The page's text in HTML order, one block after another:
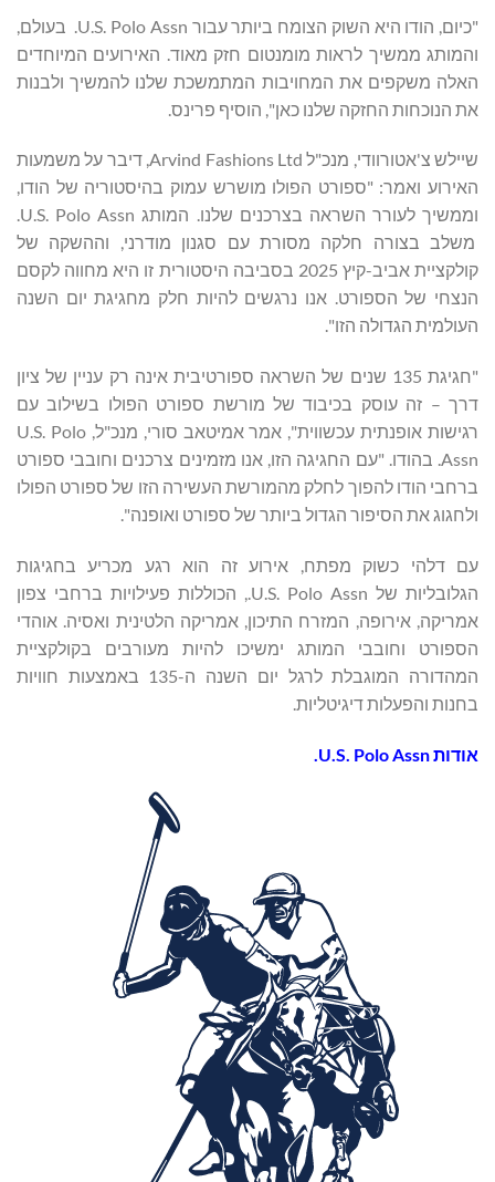
"כיום, הודו היא השוק הצומח ביותר עבור U.S. Polo Assn. בעולם,
והמותג ממשיך לראות מומנטום חזק מאוד. האירועים המיוחדים
האלה משקפים את המחויבות המתמשכת שלנו להמשיך ולבנות
את הנוכחות החזקה שלנו כאן", הוסיף פרינס.
שיילש צ'אטורוודי, מנכ"ל Arvind Fashions Ltd, דיבר על משמעות
האירוע ואמר: "ספורט הפולו מושרש עמוק בהיסטוריה של הודו,
וממשיך לעורר השראה בצרכנים שלנו. המותג U.S. Polo Assn.
משלב בצורה חלקה מסורת עם סגנון מודרני, וההשקה של
קולקציית אביב-קיץ 2025 בסביבה היסטורית זו היא מחווה לקסם
הנצחי של הספורט. אנו נרגשים להיות חלק מחגיגת יום השנה
העולמית הגדולה הזו".
"חגיגת 135 שנים של השראה ספורטיבית אינה רק עניין של ציון
דרך – זה עוסק בכיבוד של מורשת ספורט הפולו בשילוב עם
רגישות אופנתית עכשווית", אמר אמיטאב סורי, מנכ"ל, U.S. Polo
Assn. בהודו. "עם החגיגה הזו, אנו מזמינים צרכנים וחובבי ספורט
ברחבי הודו להפוך לחלק מהמורשת העשירה הזו של ספורט הפולו
ולחגוג את הסיפור הגדול ביותר של ספורט ואופנה".
עם דלהי כשוק מפתח, אירוע זה הוא רגע מכריע בחגיגות
הגלובליות של U.S. Polo Assn., הכוללות פעילויות ברחבי צפון
אמריקה, אירופה, המזרח התיכון, אמריקה הלטינית ואסיה. אוהדי
הספורט וחובבי המותג ימשיכו להיות מעורבים בקולקציית
המהדורה המוגבלת לרגל יום השנה ה-135 באמצעות חוויות
בחנות והפעלות דיגיטליות.
אודותU.S. Polo Assn.